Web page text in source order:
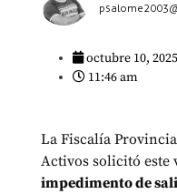
octubre 10, 2025
11:46 am
La Fiscalía
Activos solicitó este
impedimento de